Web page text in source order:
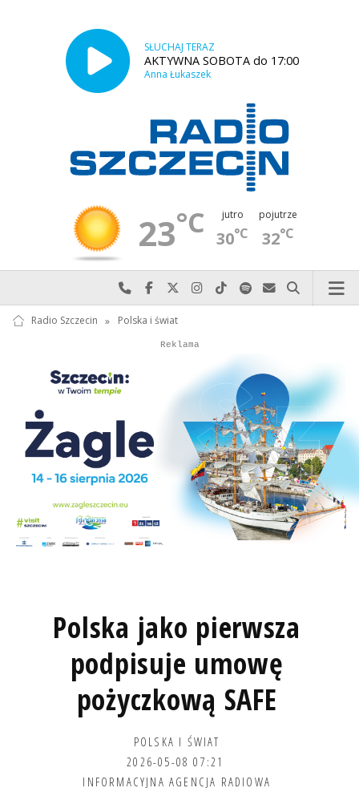
SŁUCHAJ TERAZ
AKTYWNA SOBOTA do 17:00
Anna Łukaszek
23°C jutro
30°C
pojutrze
32°C
Najlepiej po prostu do nas zadzwoń
Odwiedź nas na Facebook-u
Odwiedź nas na X
Odwiedź nas na Instagram-ie
Odwiedź nas na TikTok-u
Szukaj nas na Spotify
Wyślij do nas
Szukaj
Radio Szczecin » Polska i świat
Autopromocja
Reklama
Polska jako pierwsza
podpisuje umowę
pożyczkową SAFE
POLSKA I ŚWIAT
2026-05-08 07:21
INFORMACYJNA AGENCJA RADIOWA